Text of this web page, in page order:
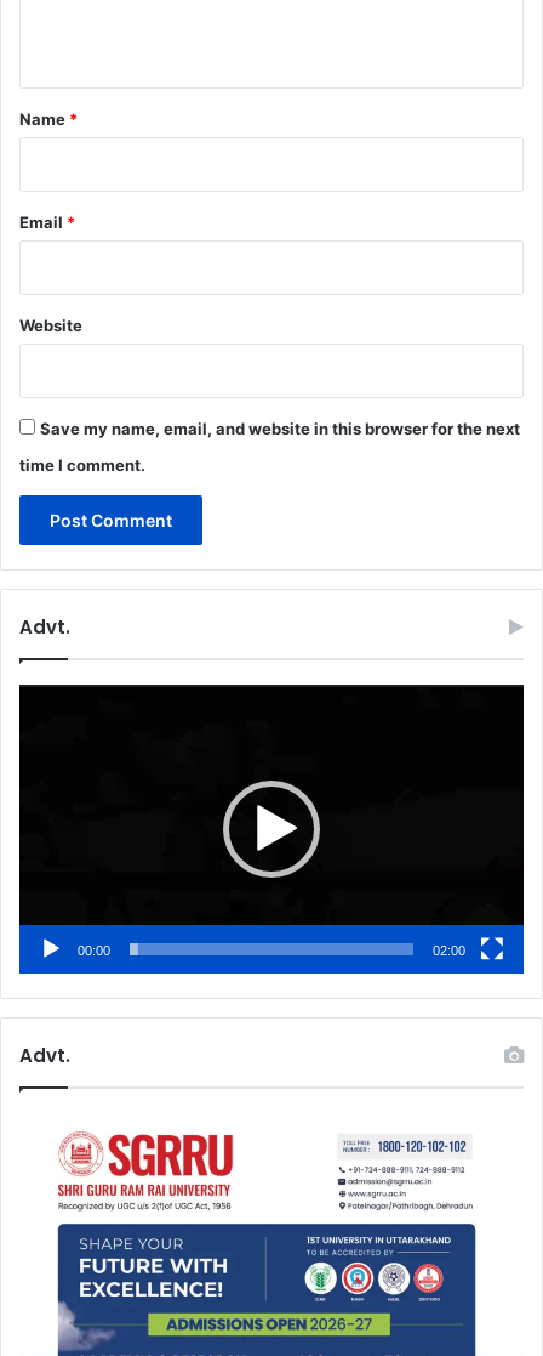
*
Name *
Email *
Website
Save my name, email, and website in this browser for the next
time I comment.
Advt.
00:00 02:00
Advt.